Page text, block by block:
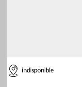
indisponible